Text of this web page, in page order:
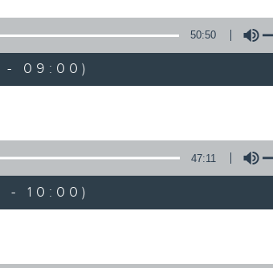
50:50
- 09:00)
47:11
- 10:00)